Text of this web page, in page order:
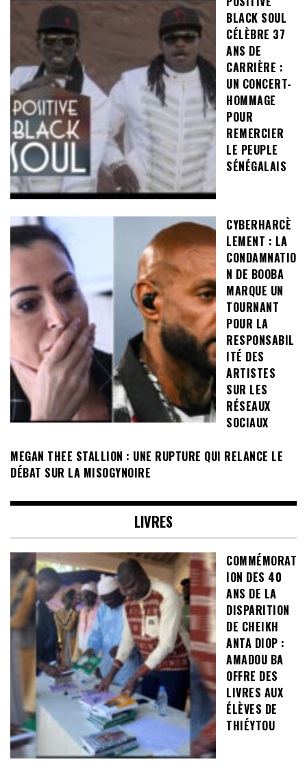
BLACK SOUL
CÉLÈBRE 37
ANS DE
CARRIÈRE :
UN CONCERT-
HOMMAGE
POUR
REMERCIER
LE PEUPLE
SÉNÉGALAIS
CYBERHARCÈ
LEMENT : LA
CONDAMNATIO
N DE BOOBA
MARQUE UN
TOURNANT
POUR LA
RESPONSABIL
ITÉ DES
ARTISTES
SUR LES
RÉSEAUX
SOCIAUX
MEGAN THEE STALLION : UNE RUPTURE QUI RELANCE LE
DÉBAT SUR LA MISOGYNOIRE
LIVRES
COMMÉMORAT
ION DES 40
ANS DE LA
DISPARITION
DE CHEIKH
ANTA DIOP :
AMADOU BA
OFFRE DES
LIVRES AUX
ÉLÈVES DE
THIÉYTOU